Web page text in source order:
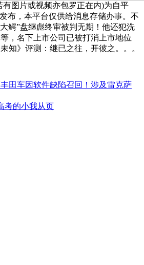
有图片或视频亦包罗正在内)为自平
布，本平台仅供给消息存储办事。不
鳄”盘继彪终审被判无期！他还犯洗
，名下上市公司已被打消上市地位
知》评测：继已之往，开彼之。。。
田车因软件缺陷召回！涉及雷克萨
考的小我从页